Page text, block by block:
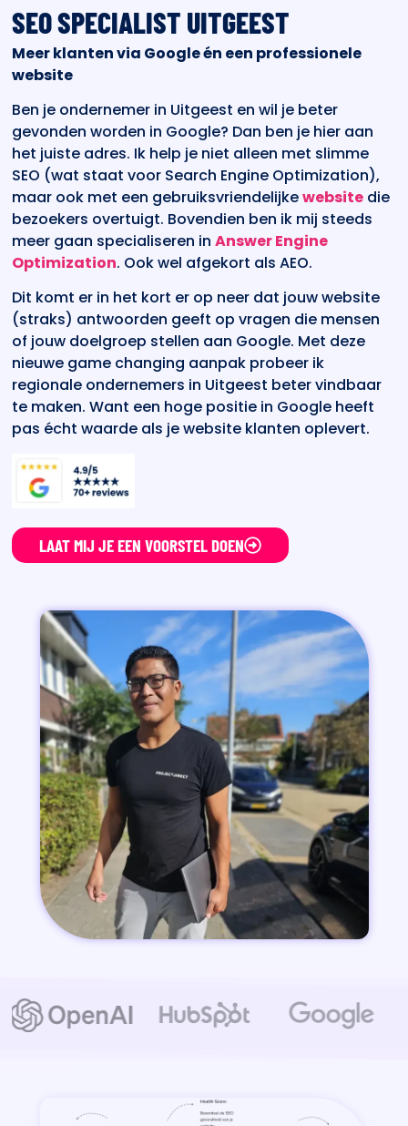
SEO SPECIALIST UITGEEST
Meer klanten via Google én een professionele
website
Ben je ondernemer in Uitgeest en wil je beter
gevonden worden in Google? Dan ben je hier aan
het juiste adres. Ik help je niet alleen met slimme
SEO (wat staat voor Search Engine Optimization),
maar ook met een gebruiksvriendelijkewebsite die
bezoekers overtuigt. Bovendien ben ik mij steeds
meer gaan specialiseren inAnswer Engine
Optimization. Ook wel afgekort als AEO.
Dit komt er in het kort er op neer dat jouw website
(straks) antwoorden geeft op vragen die mensen
of jouw doelgroep stellen aan Google. Met deze
nieuwe game changing aanpak probeer ik
regionale ondernemers in Uitgeest beter vindbaar
te maken. Want een hoge positie in Google heeft
pas écht waarde als je website klanten oplevert.
LAAT MIJ JE EEN VOORSTEL DOEN